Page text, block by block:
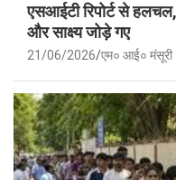
एसआईटी रिपोर्ट से
और साक्ष्य जोड़े गए
21/06/2026 एम० आई० मंसूरी